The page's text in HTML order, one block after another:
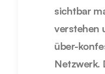
sichtbar
verstehen
über-
Netzwerk.